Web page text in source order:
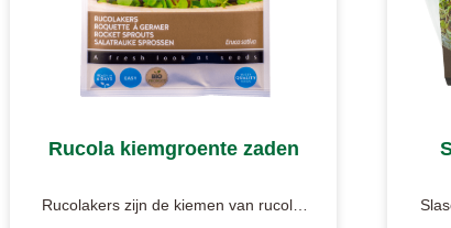
Rucola kiemgroente zaden
Rucolakers zijn de kiemen van rucola.